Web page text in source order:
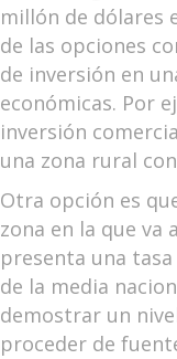
millón de dólares
de las opciones
de inversión en
económicas. Por
inversión
una zona rural
Otra opción es
zona en la que va
presenta una tasa
de la media
demostrar un
proceder de